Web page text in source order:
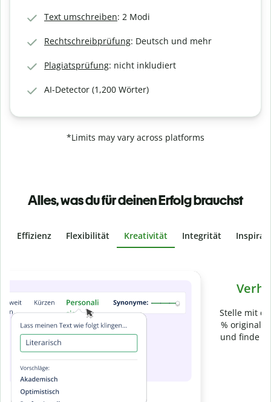
Text umschreiben: 2 Modi
Rechtschreibprüfung: Deutsch und mehr
Plagiatsprüfung: nicht inkludiert
AI-Detector (1,200 Wörter)
*Limits may vary across platforms
Alles, was du für deinen Erfolg brauchst
Effizienz Flexibilität Kreativität Integrität
versehentliches Plagiat
Stelle mit der Plagiatsprüfung sicher, dass dein Text zu 100
% original ist. Analysiere deine Arbeit in Sekundenschnelle
und finde fehlende Quellenangaben in über 100 Sprachen.